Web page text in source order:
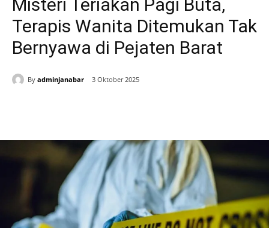
Misteri Teriakan Pagi Buta,
Terapis Wanita Ditemukan Tak
Bernyawa di Pejaten Barat
By adminjanabar 3 Oktober 2025